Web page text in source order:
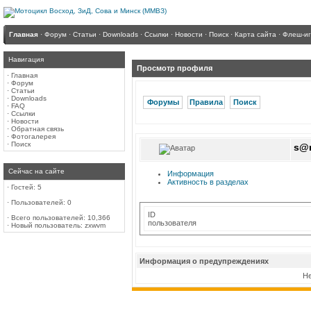
Главная · Форум · Статьи · Downloads · Ссылки · Новости · Поиск · Карта сайта · Флеш-
Навигация
· Главная
· Форум
· Статьи
· Downloads
· FAQ
· Ссылки
· Новости
· Обратная связь
· Фотогалерея
· Поиск
Сейчас на сайте
· Гостей: 5
· Пользователей: 0
· Всего пользователей: 10,366
· Новый пользователь: zxwvm
Просмотр профиля
Форумы Правила Поиск
Информация
Активность в разделах
ID
пользователя
Информация о предупреждениях